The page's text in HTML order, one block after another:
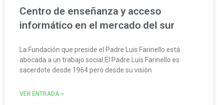
Centro de enseñanza y acceso
informático en el mercado del sur
La Fundación que preside el Padre Luis Farinello está
abocada a un trabajo social.El Padre Luis Farinello es
sacerdote desde 1964 pero desde su visión
VER ENTRADA »